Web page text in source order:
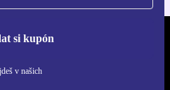
si kupón
v našich
- RETHINK NEW.
NÁS